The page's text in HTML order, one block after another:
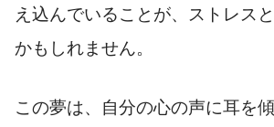
え込んでいることが、ストレス
かもしれません。
この夢は、自分の心の声に耳を